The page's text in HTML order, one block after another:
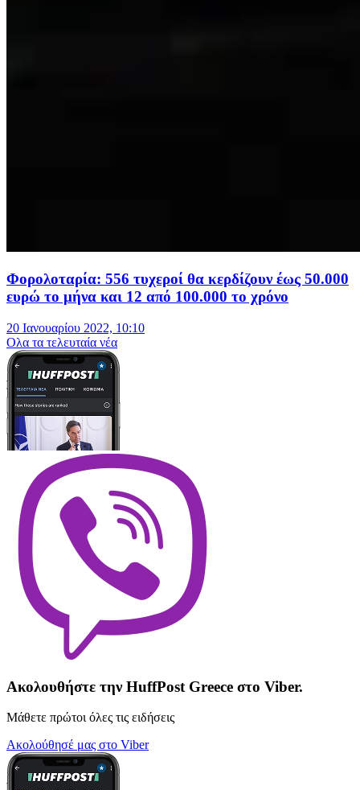
Φορολοταρία: 556 τυχεροί θα κερδίζουν έως 50.000
ευρώ το μήνα και 12 από 100.000 το χρόνο
20 Ιανουαρίου 2022, 10:10
Oλα τα τελευταία νέα
Ακολουθήστε την HuffPost Greece στο Viber.
Μάθετε πρώτοι όλες τις ειδήσεις
Ακολούθησέ μας στο Viber